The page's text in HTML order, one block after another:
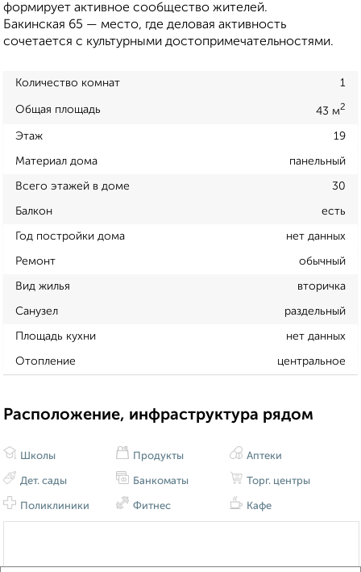
формирует активное сообщество жителей.
Бакинская 65 — место, где деловая активность
сочетается с культурными достопримечательностями.
Количество комнат 1
Общая площадь 43 м2
Этаж 19
Материал дома панельный
Всего этажей в доме 30
Балкон есть
Год постройки дома нет данных
Ремонт обычный
Вид жилья вторичка
Санузел раздельный
Площадь кухни нет данных
Отопление центральное
Расположение, инфраструктура рядом
Школы
Дет. сады
Поликлиники
Продукты
Банкоматы
Фитнес
Аптеки
Торг. центры
Кафе